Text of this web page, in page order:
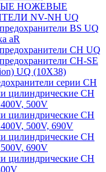
НОЖЕВЫЕ
NV-NH UQ
BS UQ
aR
CH UQ
CH-SE
UQ (10X38)
серии CH
цилиндрические CH
500V
цилиндрические CH
500V, 690V
цилиндрические CH
690V
цилиндрические CH